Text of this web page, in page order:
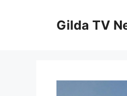
Gilda TV